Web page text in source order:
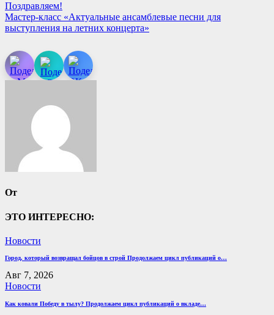
Поздравляем!
Мастер-класс «Актуальные ансамблевые песни для
выступления на летних концерта»
От
ЭТО ИНТЕРЕСНО:
Новости
Город, который возвращал бойцов в строй Продолжаем цикл публикаций о…
Авг 7, 2026
Новости
Как ковали Победу в тылу? Продолжаем цикл публикаций о вкладе…